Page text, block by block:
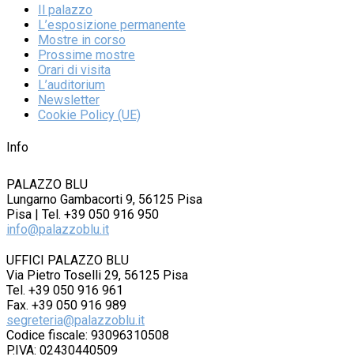
Il palazzo
L’esposizione permanente
Mostre in corso
Prossime mostre
Orari di visita
L’auditorium
Newsletter
Cookie Policy (UE)
Info
PALAZZO BLU
Lungarno Gambacorti 9, 56125 Pisa
Pisa | Tel. +39 050 916 950
info@palazzoblu.it
UFFICI PALAZZO BLU
Via Pietro Toselli 29, 56125 Pisa
Tel. +39 050 916 961
Fax. +39 050 916 989
segreteria@palazzoblu.it
Codice fiscale: 93096310508
P.IVA: 02430440509